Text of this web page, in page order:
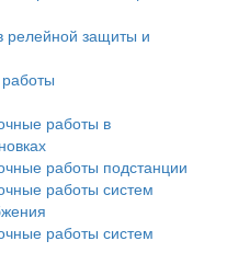
релейной защиты и
работы в
работы подстанции
работы систем
работы систем